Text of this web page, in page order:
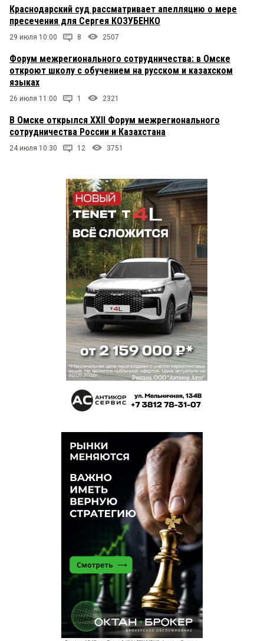
Краснодарский суд рассматривает апелляцию о мере
пресечения для Сергея КОЗУБЕНКО
29 июля 10:00 8 2507
Форум межрегионального сотрудничества: в Омске
откроют школу с обучением на русском и казахском
языках
26 июля 11:00 1 2321
В Омске открылся XXII Форум межрегионального
сотрудничества России и Казахстана
24 июля 10:30 12 3751